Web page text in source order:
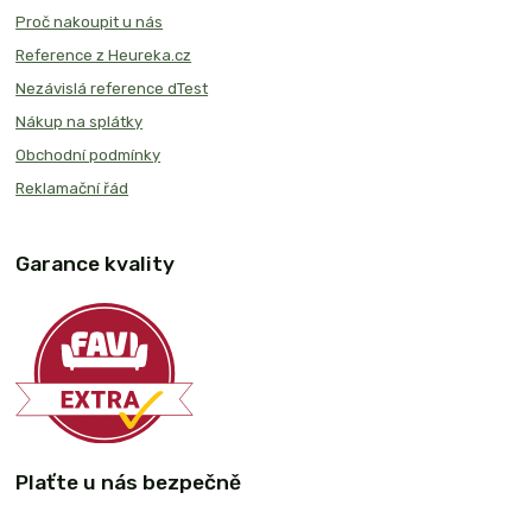
Proč nakoupit u nás
Reference z Heureka.cz
Nezávislá reference dTest
Nákup na splátky
Obchodní podmínky
Reklamační řád
Garance kvality
Plaťte u nás bezpečně